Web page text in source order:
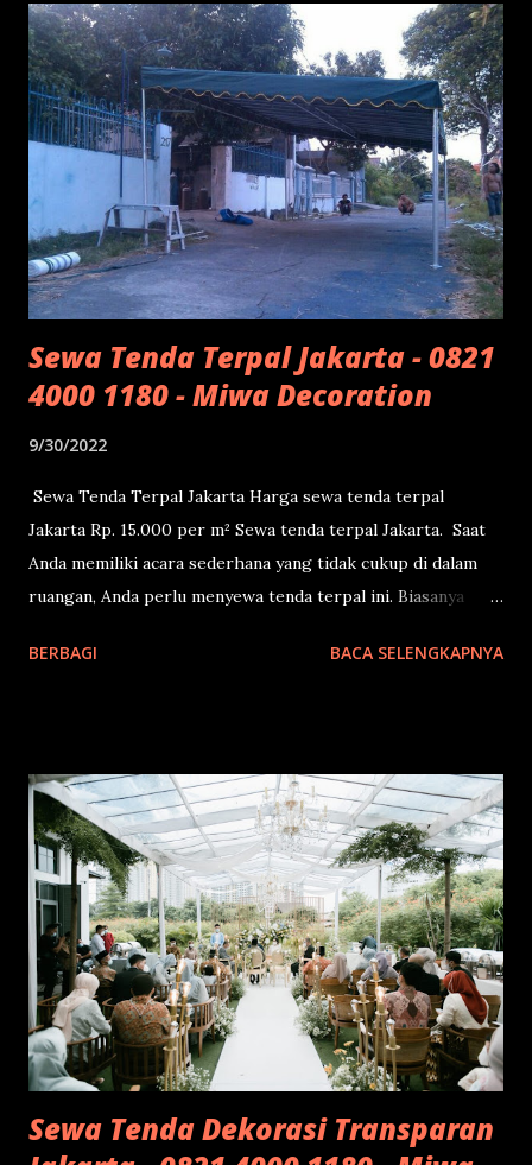
Sewa Tenda Terpal Jakarta - 0821
4000 1180 - Miwa Decoration
9/30/2022
Sewa Tenda Terpal Jakarta Harga sewa tenda terpal
Jakarta Rp. 15.000 per m² Sewa tenda terpal Jakarta. Saat
Anda memiliki acara sederhana yang tidak cukup di dalam
ruangan, Anda perlu menyewa tenda terpal ini. Biasanya
hajatan kecil, rapat lingkungan dan semacamnya. Jika di
Premium Decoration
BERBAGI BACA SELENGKAPNYA
Sewa Tenda Dekorasi Transparan